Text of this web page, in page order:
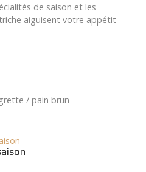
de saison et les
aiguisent votre appétit
/ pain brun